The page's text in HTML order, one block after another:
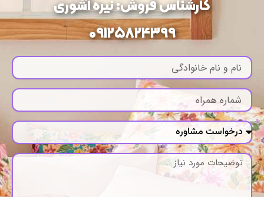
کارشناس فروش: نیره آشوری
09125824399